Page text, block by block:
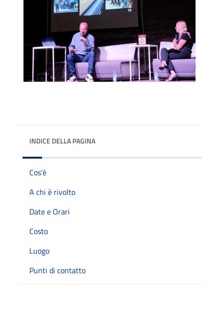
INDICE DELLA PAGINA
Cos'è
A chi è rivolto
Date e Orari
Costo
Luogo
Punti di contatto